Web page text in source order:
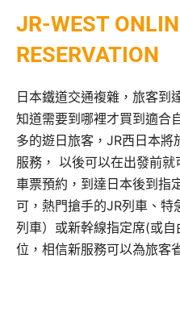
JR-WEST
RESERVATION
日本鐵道交通複雜，旅客到
知道需要到哪裡才買到適合
多的遊日旅客，JR西日本
服務， 以後可以在出發前
車票預約，到達日本後到指
可，熱門搶手的JR列車、
列車）或新幹線指定席(或
位，相信新服務可以為旅客